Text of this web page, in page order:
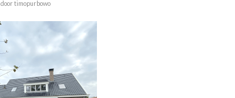
door timopurbowo